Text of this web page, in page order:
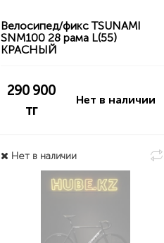
Велосипед/фикс TSUNAMI
SNM100 28 рама L(55)
КРАСНЫЙ
290 900
тг
Нет в наличии
Нет в наличии